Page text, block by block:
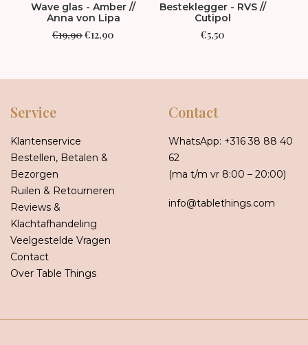
Wave glas - Amber //
Anna von Lipa
€19,90Oorspronkelijke
€12,90
Besteklegger - RVS //
Cutipol
€5,50
Service
Klantenservice
Bestellen, Betalen &
Bezorgen
Ruilen & Retourneren
Reviews &
Klachtafhandeling
Veelgestelde Vragen
Contact
Over Table Things
Contact
WhatsApp: +316 38 88 40
62
(ma t/m vr 8:00 – 20:00)
info@tablethings.com